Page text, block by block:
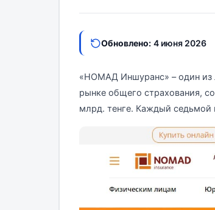
Обновлено: 4 июня 2026
«НОМАД Иншуранс» – один из
рынке общего страхования,
млрд. тенге. Каждый седьмой